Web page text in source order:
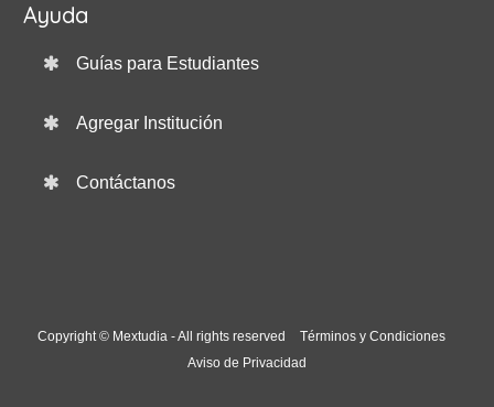
Ayuda
Guías para Estudiantes
Agregar Institución
Contáctanos
Copyright © Mextudia - All rights reserved
Términos y Condiciones
Aviso de Privacidad